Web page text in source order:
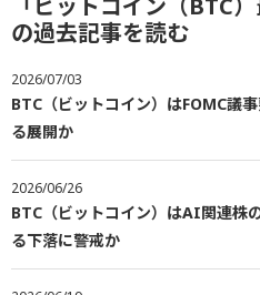
「ビットコイン（BTC
の過去記事を読む
2026/07/03
BTC（ビットコイン）はFOMC議
る展開か
2026/06/26
BTC（ビットコイン）はAI関連株
る下落に警戒か